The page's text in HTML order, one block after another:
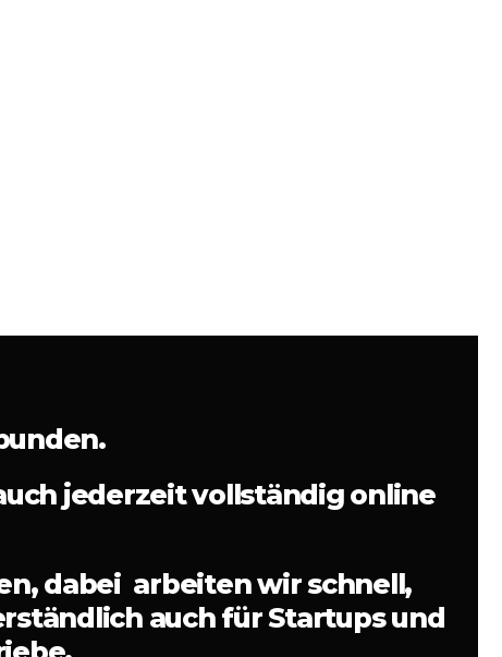
jederzeit vollständig online
dabei arbeiten wir schnell,
auch für Startups und